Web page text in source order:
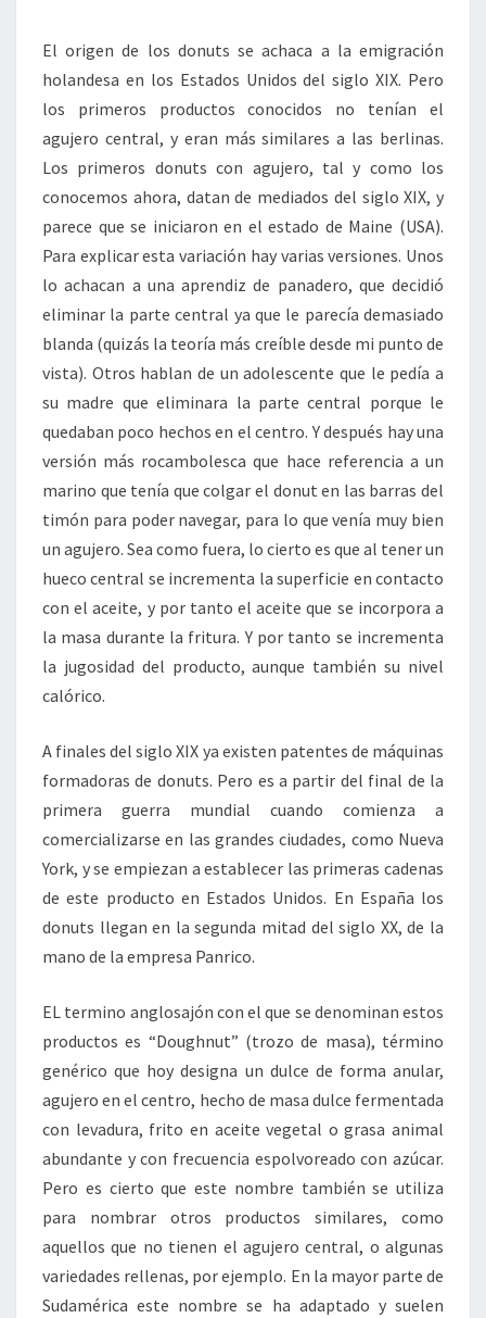
El origen de los donuts se achaca a la emigración
holandesa en los Estados Unidos del siglo XIX. Pero
los primeros productos conocidos no tenían el
agujero central, y eran más similares a las berlinas.
Los primeros donuts con agujero, tal y como los
conocemos ahora, datan de mediados del siglo XIX, y
parece que se iniciaron en el estado de Maine (USA).
Para explicar esta variación hay varias versiones. Unos
lo achacan a una aprendiz de panadero, que decidió
eliminar la parte central ya que le parecía demasiado
blanda (quizás la teoría más creíble desde mi punto de
vista). Otros hablan de un adolescente que le pedía a
su madre que eliminara la parte central porque le
quedaban poco hechos en el centro. Y después hay una
versión más rocambolesca que hace referencia a un
marino que tenía que colgar el donut en las barras del
timón para poder navegar, para lo que venía muy bien
un agujero. Sea como fuera, lo cierto es que al tener un
hueco central se incrementa la superficie en contacto
con el aceite, y por tanto el aceite que se incorpora a
la masa durante la fritura. Y por tanto se incrementa
la jugosidad del producto, aunque también su nivel
calórico.
A finales del siglo XIX ya existen patentes de máquinas
formadoras de donuts. Pero es a partir del final de la
primera guerra mundial cuando comienza a
comercializarse en las grandes ciudades, como Nueva
York, y se empiezan a establecer las primeras cadenas
de este producto en Estados Unidos. En España los
donuts llegan en la segunda mitad del siglo XX, de la
mano de la empresa Panrico.
EL termino anglosajón con el que se denominan estos
productos es “Doughnut” (trozo de masa), término
genérico que hoy designa un dulce de forma anular,
agujero en el centro, hecho de masa dulce fermentada
con levadura, frito en aceite vegetal o grasa animal
abundante y con frecuencia espolvoreado con azúcar.
Pero es cierto que este nombre también se utiliza
para nombrar otros productos similares, como
aquellos que no tienen el agujero central, o algunas
variedades rellenas, por ejemplo. En la mayor parte de
Sudamérica este nombre se ha adaptado y suelen